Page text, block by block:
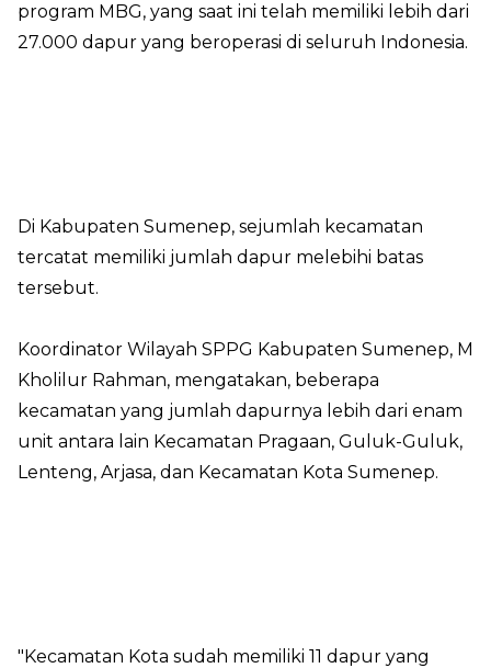
program MBG, yang saat ini telah memiliki lebih dari
27.000 dapur yang beroperasi di seluruh Indonesia.
Di Kabupaten Sumenep, sejumlah kecamatan
tercatat memiliki jumlah dapur melebihi batas
tersebut.
Koordinator Wilayah SPPG Kabupaten Sumenep, M
Kholilur Rahman, mengatakan, beberapa
kecamatan yang jumlah dapurnya lebih dari enam
unit antara lain Kecamatan Pragaan, Guluk-Guluk,
Lenteng, Arjasa, dan Kecamatan Kota Sumenep.
"Kecamatan Kota sudah memiliki 11 dapur yang